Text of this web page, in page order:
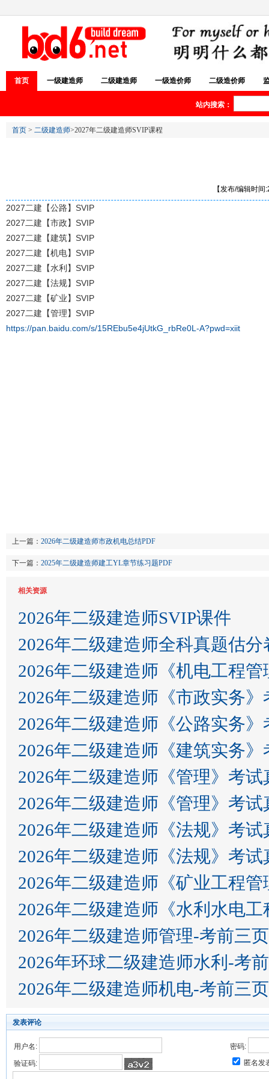
首页 一级建造师 二级建造师 一级造价师 二级造价师
站内搜索：
首页 > 二级建造师>2027年二级建造师SVIP课程
【发布/编辑时
2027二建【公路】SVIP
2027二建【市政】SVIP
2027二建【建筑】SVIP
2027二建【机电】SVIP
2027二建【水利】SVIP
2027二建【法规】SVIP
2027二建【矿业】SVIP
2027二建【管理】SVIP
https://pan.baidu.com/s/15REbu5e4jUtkG_rbRe0L-A?pwd=xiit
上一篇： 2026年二级建造师市政机电总结PDF
下一篇： 2025年二级建造师建工YL章节练习题PDF
相关资源
2026年二级建造师SVIP课件
2026年二级建造师全科真题估
2026年二级建造师《机电工程
2026年二级建造师《市政实务
2026年二级建造师《公路实务
2026年二级建造师《建筑实务
2026年二级建造师《管理》考
2026年二级建造师《管理》考
2026年二级建造师《法规》考
2026年二级建造师《法规》考
2026年二级建造师《矿业工程
2026年二级建造师《水利水电
2026年二级建造师管理-考前三
2026年环球二级建造师水利-考
2026年二级建造师机电-考前三
发表评论
用户名:
密码:
验证码:
匿名发